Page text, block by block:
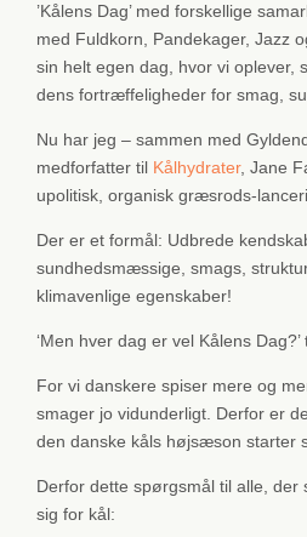
’Kålens Dag’ med forskellige
med Fuldkorn, Pandekager, Jazz
sin helt egen dag, hvor vi oplever,
dens fortræffeligheder for smag,
Nu har jeg – sammen med
medforfatter til Kålhydrater, Jane
upolitisk, organisk græsrods-
Der er et formål: Udbrede
sundhedsmæssige, smags,
klimavenlige egenskaber!
‘Men hver dag er vel Kålens
For vi danskere spiser mere og
smager jo vidunderligt. Derfor er
den danske kåls højsæson starter
Derfor dette spørgsmål til alle, der
sig for kål: